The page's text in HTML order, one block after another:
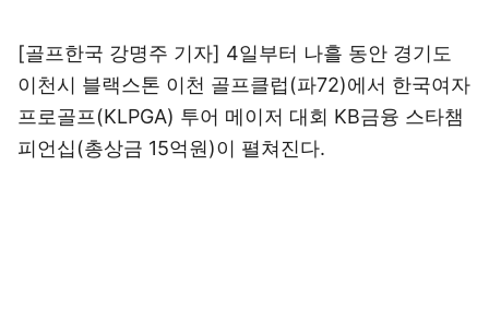
[골프한국 강명주 기자] 4일부터 나흘 동안 경기도
이천시 블랙스톤 이천 골프클럽(파72)에서 한국여자
프로골프(KLPGA) 투어 메이저 대회 KB금융 스타챔
피언십(총상금 15억원)이 펼쳐진다.